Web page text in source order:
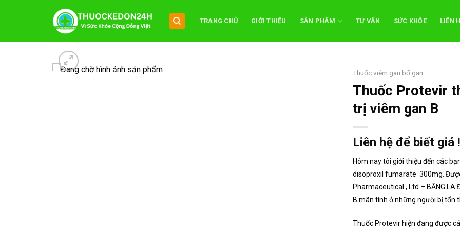
dung
TRANG CHỦ GIỚI THIỆU SẢN PHẨM TƯ VẤN SỨC KHỎE LIÊN
Thuốc viêm gan bổ gan
Thuốc Protevir
trị viêm gan B
Liên hệ để biết giá !
Hôm nay tôi giới thiệu đến các
disoproxil fumarate 300mg.
Pharmaceutical., Ltd – BĂNG
B mãn tính ở những người bị tổn
Thuốc Protevir hiện đang được